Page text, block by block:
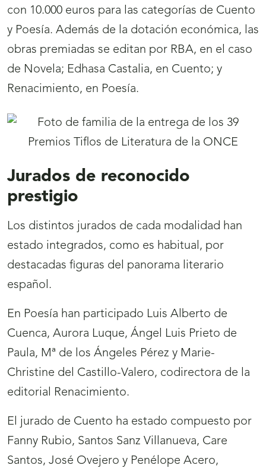
con 10.000 euros para las categorías de Cuento
y Poesía. Además de la dotación económica, las
obras premiadas se editan por RBA, en el caso
de Novela; Edhasa Castalia, en Cuento; y
Renacimiento, en Poesía.
Jurados de reconocido
prestigio
Los distintos jurados de cada modalidad han
estado integrados, como es habitual, por
destacadas figuras del panorama literario
español.
En Poesía han participado Luis Alberto de
Cuenca, Aurora Luque, Ángel Luis Prieto de
Paula, Mª de los Ángeles Pérez y Marie-
Christine del Castillo-Valero, codirectora de la
editorial Renacimiento.
El jurado de Cuento ha estado compuesto por
Fanny Rubio, Santos Sanz Villanueva, Care
Santos, José Ovejero y Penélope Acero,